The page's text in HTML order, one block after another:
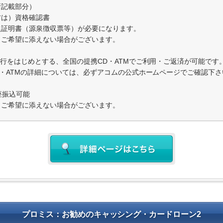
載部分）
）資格確認書
明書（源泉徴収票等）が必要になります。
希望に添えない場合がございます。
をはじめとする、全国の提携CD・ATMでご利用・ご返済が可能です。
の詳細については、必ずアコムの公式ホームページでご確認下さ
込可能
希望に添えない場合がございます。
プロミス：お勧めのキャッシング・カードローン2